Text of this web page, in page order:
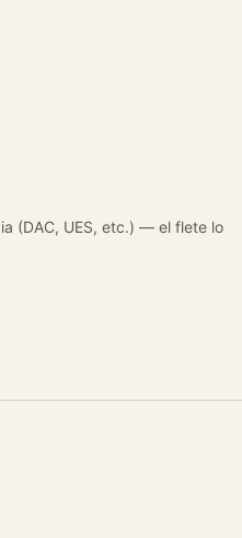
(DAC, UES, etc.) — el flete lo